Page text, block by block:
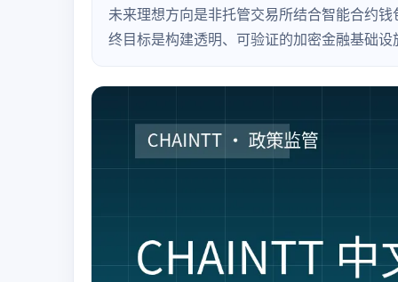
未来理想方向是非托管交易所结合智能合约
终目标是构建透明、可验证的加密金融基础